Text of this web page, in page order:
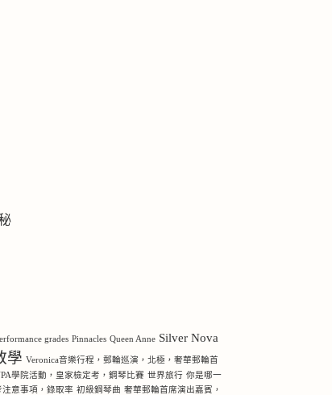
grades Pinnacles Queen Anne Silver Nova
學 Veronica音樂行程，郵輪巡演，北極，奢華郵輪首
學院活動，皇家檢定考，鋼琴比賽 世界旅行 你是哪一
注意事項，錄取率 初級鋼琴曲 奢華郵輪首席演出嘉賓，